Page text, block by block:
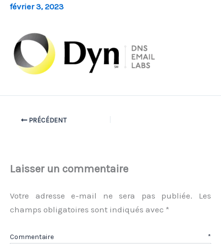
février 3, 2023
PRÉCÉDENT
Laisser un commentaire
Votre adresse e-mail ne sera pas publiée.
Les
champs obligatoires sont indiqués avec *
Commentaire *